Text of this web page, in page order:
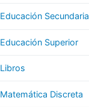
Educación Secundaria
Educación Superior
Libros
Matemática Discreta